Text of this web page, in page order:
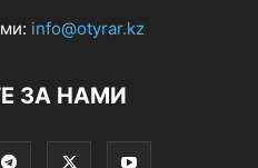
info@otyrar.kz
ЗА НАМИ